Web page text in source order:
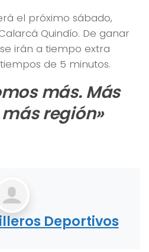
el próximo sábado,
Quindío. De ganar
irán a tiempo extra
de 5 minutos.
más. Más
región»
Deportivos